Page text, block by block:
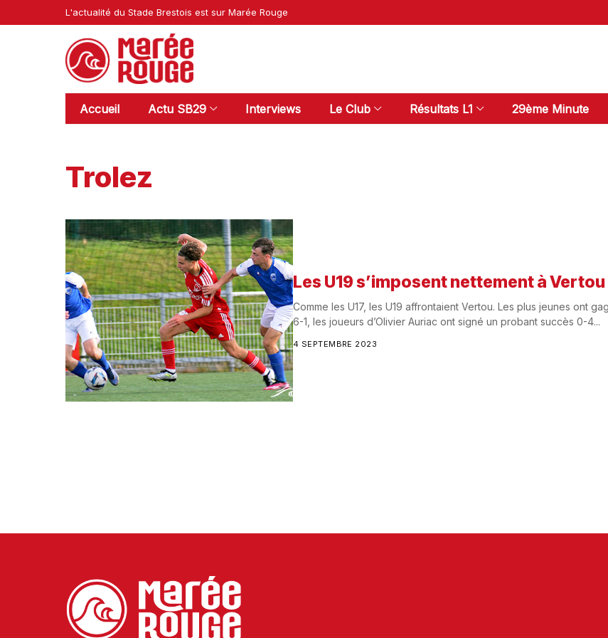
L'actualité du Stade Brestois est sur Marée Rouge
Accueil Actu SB29 Interviews Le Club Résultats L1 29ème Minute
Trolez
Les U19 s’imposent nettement à Vertou
Comme les U17, les U19 affrontaient Vertou. Les plus jeunes ont
6-1, les joueurs d’Olivier Auriac ont signé un probant succès 0-4...
4 SEPTEMBRE 2023